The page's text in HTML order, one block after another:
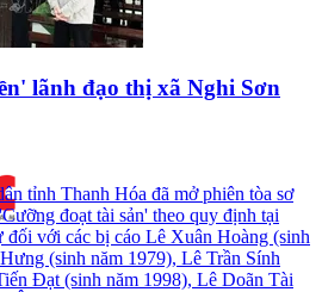
lãnh đạo thị xã Nghi Sơn
tỉnh Thanh Hóa đã mở phiên tòa sơ
đoạt tài sản' theo quy định tại
với các bị cáo Lê Xuân Hoàng (sinh
(sinh năm 1979), Lê Trần Sính
Đạt (sinh năm 1998), Lê Doãn Tài